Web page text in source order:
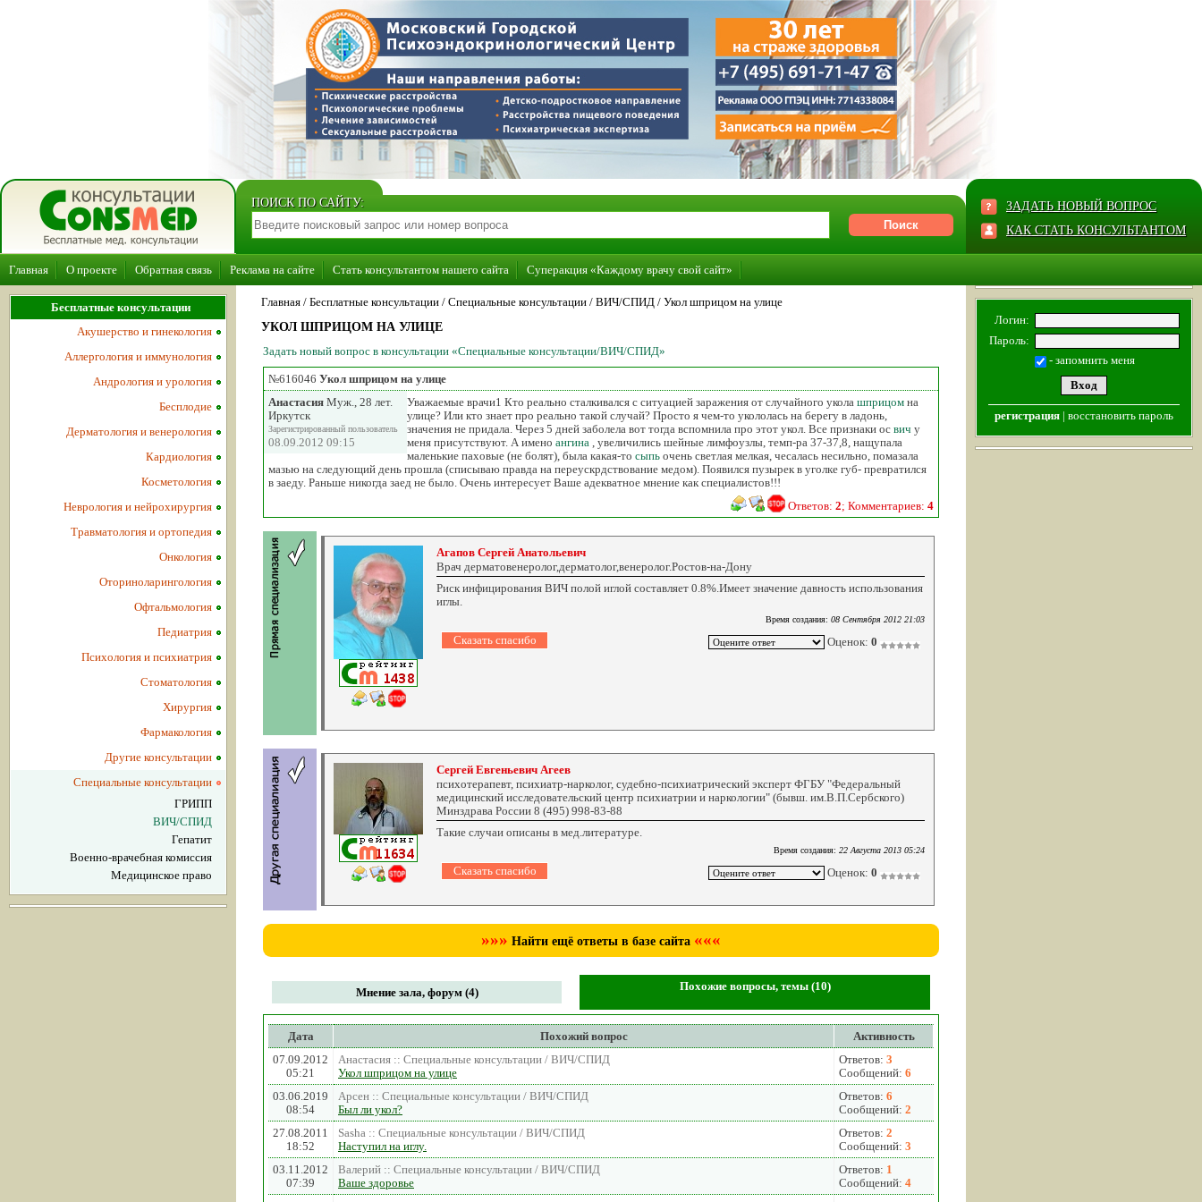
ПОИСК ПО САЙТУ:
ЗАДАТЬ НОВЫЙ ВОПРОС
КАК СТАТЬ КОНСУЛЬТАНТОМ
Главная О проекте Обратная связь Реклама на сайте Стать консультантом нашего сайта Суперакция «Каждому врачу свой сайт»
Главная / Бесплатные консультации / Специальные консультации / ВИЧ/СПИД / Укол шприцом на улице
УКОЛ ШПРИЦОМ НА УЛИЦЕ
Задать новый вопрос в консультации «Специальные консультации/ВИЧ/СПИД»
№616046 Укол шприцом на улице
Анастасия Муж., 28 лет.
Иркутск
Зарегистрированный пользователь
08.09.2012 09:15
Уважаемые врачи1 Кто реально сталкивался с ситуацией заражения от случайного укола шприцом на
улице? Или кто знает про реально такой случай? Просто я чем-то укололась на берегу в ладонь,
значения не придала. Через 5 дней заболела вот тогда вспомнила про этот укол. Все признаки ос вич у
меня присутствуют. А имено ангина , увеличились шейные лимфоузлы, темп-ра 37-37,8, нащупала
маленькие паховые (не болят), была какая-то сыпь очень светлая мелкая, чесалась несильно, помазала
мазью на следующий день прошла (списываю правда на переускрдствование медом). Появился пузырек в уголке губ- превратился
в заеду. Раньше никогда заед не было. Очень интересует Ваше адекватное мнение как специалистов!!!
Ответов: 2; Комментариев: 4
Агапов Сергей Анатольевич
Врач дерматовенеролог,дерматолог,венеролог.Ростов-на-Дону
Риск инфицирования ВИЧ полой иглой составляет 0.8%.Имеет значение давность использования
иглы.
Время создания: 08 Сентября 2012 21:03
Оценок: 0
Сергей Евгеньевич Агеев
психотерапевт, психиатр-нарколог, судебно-психиатрический эксперт ФГБУ "Федеральный
медицинский исследовательский центр психиатрии и наркологии" (бывш. им.В.П.Сербского)
Минздрава России 8 (495) 998-83-88
Такие случаи описаны в мед.литературе.
Время создания: 22 Августа 2013 05:24
Оценок: 0
»»» Найти ещё ответы в базе сайта «««
Мнение зала, форум (4) Похожие вопросы, темы (10)
Дата Похожий вопрос
Активность
07.09.2012
05:21
Анастасия :: Специальные консультации / ВИЧ/СПИД
Укол шприцом на улице
Ответов: 3
Сообщений: 6
03.06.2019
08:54
Арсен :: Специальные консультации / ВИЧ/СПИД
Был ли укол?
Ответов: 6
Сообщений: 2
27.08.2011
18:52
Sasha :: Специальные консультации / ВИЧ/СПИД
Наступил на иглу.
Ответов: 2
Сообщений: 3
03.11.2012
07:39
Валерий :: Специальные консультации / ВИЧ/СПИД
Ваше здоровье
Ответов: 1
Сообщений: 4
Бесплатные консультации
Акушерство и гинекология
Аллергология и иммунология
Андрология и урология
Бесплодие
Дерматология и венерология
Кардиология
Косметология
Неврология и нейрохирургия
Травматология и ортопедия
Онкология
Оториноларингология
Офтальмология
Педиатрия
Психология и психиатрия
Стоматология
Хирургия
Фармакология
Другие консультации
Специальные консультации
ГРИПП
ВИЧ/СПИД
Гепатит
Военно-врачебная комиссия
Медицинское право
Логин:
Пароль:
- запомнить меня
регистрация | восстановить пароль